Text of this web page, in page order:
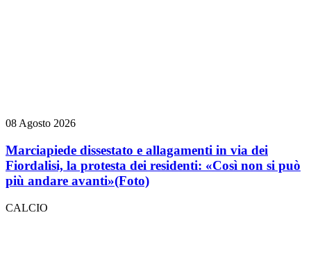
08 Agosto 2026
Marciapiede dissestato e allagamenti in via dei
Fiordalisi, la protesta dei residenti: «Così non si può
più andare avanti»(Foto)
CALCIO